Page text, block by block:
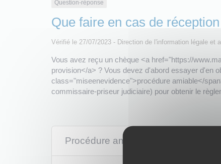
Question-réponse
Que faire en cas de
Vérifié le 27/07/2023 - Direction de l'information légale
Vous avez reçu un chèque <a href="https://
provision</a> ? Vous devez d'abord essayer d'en
class="miseenevidence">procédure amiable</
commissaire-priseur judiciaire) pour obtenir le
Procédure amiable